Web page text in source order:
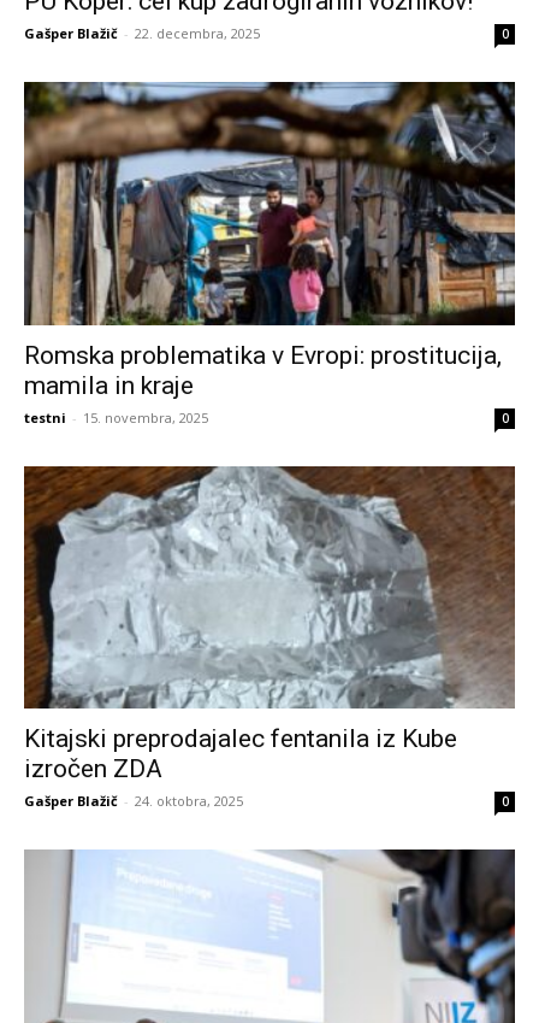
Gašper Blažič - 22. decembra, 2025 0
Romska problematika v Evropi: prostitucija,
mamila in kraje
testni - 15. novembra, 2025 0
Kitajski preprodajalec fentanila iz Kube
izročen ZDA
Gašper Blažič - 24. oktobra, 2025 0